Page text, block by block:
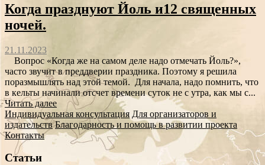
Когда празднуют Йоль и12 священных
ночей.
21.11.2023
Вопрос «Когда же на самом деле надо отмечать Йоль?»,
часто звучит в преддверии праздника. Поэтому я решила
поразмышлять над этой темой. Для начала, надо помнить, что
в кельты начинали отсчет времени суток не с утра, как мы с...
Читать далее
Индивидуальная консультация Для организаторов и
издательств Благодарность и помощь в развитии проекта
Контакты
Статьи